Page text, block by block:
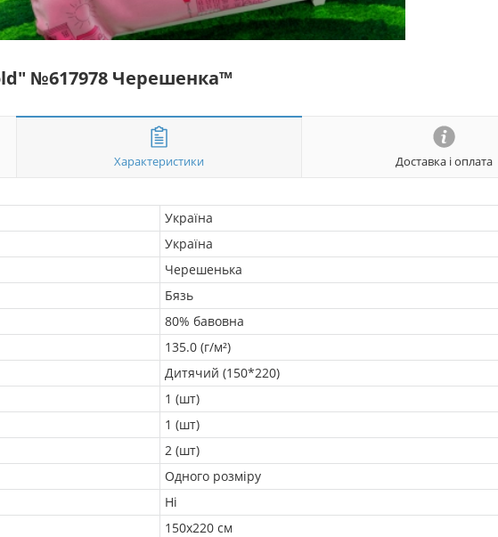
№617978 Черешенка™
Характеристики Доставка і оплата
Україна
Україна
Черешенька
Бязь
80% бавовна
135.0 (г/м²)
Дитячий (150*220)
1 (шт)
1 (шт)
2 (шт)
Одного розміру
Ні
150х220 см